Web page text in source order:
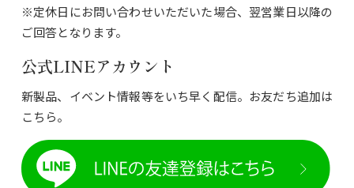
※定休日にお問い合わせいただいた場合、翌営業日以降の
ご回答となります。
公式LINEアカウント
新製品、イベント情報等をいち早く配信。お友だち追加は
こちら。